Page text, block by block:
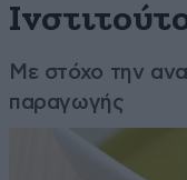
Με στόχο την
παραγωγής